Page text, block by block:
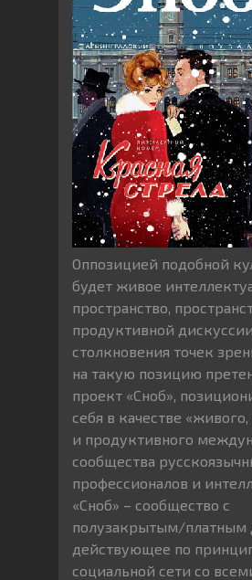
Оппозицией подобной
будет живое
пространство,
продуктивной
столкновения точек
на такую позицию
проект «Сноб»,
себя в качестве
и продуктивного
сообщества
профессионалов и
«Сноб» – сообщество с
полузакрытым/платным
действующее по
социальной сети со